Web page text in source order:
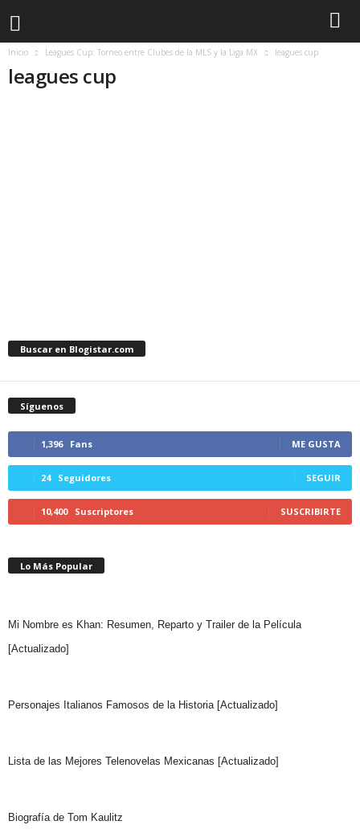
Inicio Leagues Cup: Torneo entre Clubes de la MLS y la Liga MX leagues cup
leagues cup
Buscar en Blogistar.com
Síguenos
1,396 Fans ME GUSTA
24 Seguidores SEGUIR
10,400 Suscriptores SUSCRIBIRTE
Lo Más Popular
Mi Nombre es Khan: Resumen, Reparto y Trailer de la Película
[Actualizado]
Personajes Italianos Famosos de la Historia [Actualizado]
Lista de las Mejores Telenovelas Mexicanas [Actualizado]
Biografía de Tom Kaulitz